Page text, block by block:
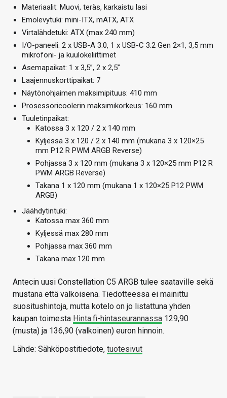
Materiaalit: Muovi, teräs, karkaistu lasi
Emolevytuki: mini-ITX, mATX, ATX
Virtalähdetuki: ATX (max 240 mm)
I/O-paneeli: 2 x USB-A 3.0, 1 x USB-C 3.2 Gen 2×1, 3,5 mm
mikrofoni- ja kuulokeliittimet
Asemapaikat: 1 x 3,5”, 2 x 2,5”
Laajennuskorttipaikat: 7
Näytönohjaimen maksimipituus: 410 mm
Prosessoricoolerin maksimikorkeus: 160 mm
Tuuletinpaikat:
Katossa 3 x 120 / 2 x 140 mm
Kyljessä 3 x 120 / 2 x 140 mm (mukana 3 x 120×25
mm P12 R PWM ARGB Reverse)
Pohjassa 3 x 120 mm (mukana 3 x 120×25 mm P12 R
PWM ARGB Reverse)
Takana 1 x 120 mm (mukana 1 x 120×25 P12 PWM
ARGB)
Jäähdytintuki:
Katossa max 360 mm
Kyljessä max 280 mm
Pohjassa max 360 mm
Takana max 120 mm
Antecin uusi Constellation C5 ARGB tulee saataville sekä
mustana että valkoisena. Tiedotteessa ei mainittu
suositushintoja, mutta kotelo on jo listattuna yhden
kaupan toimesta Hinta.fi-hintaseurannassa 129,90
(musta) ja 136,90 (valkoinen) euron hinnoin.
Lähde: Sähköpostitiedote, tuotesivut